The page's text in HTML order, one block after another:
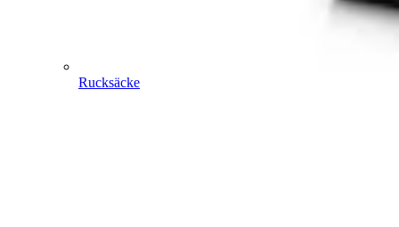
Rucksäcke